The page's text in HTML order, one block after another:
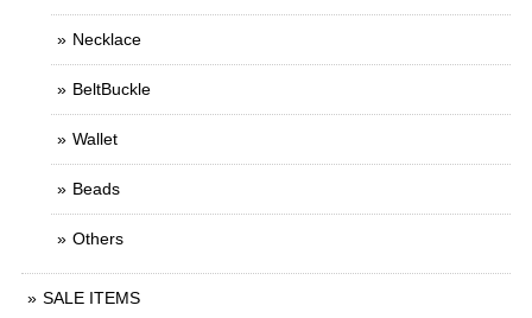
Necklace
BeltBuckle
Wallet
Beads
Others
SALE ITEMS